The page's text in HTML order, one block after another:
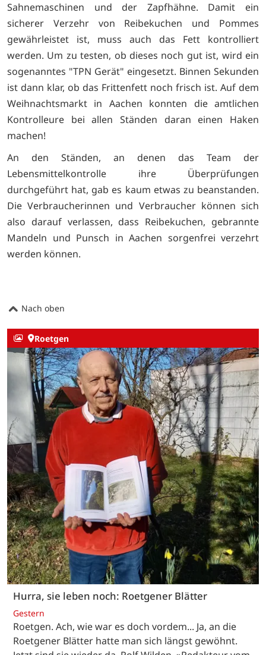
Sahnemaschinen und der Zapfhähne. Damit ein
sicherer Verzehr von Reibekuchen und Pommes
gewährleistet ist, muss auch das Fett kontrolliert
werden. Um zu testen, ob dieses noch gut ist, wird ein
sogenanntes "TPN Gerät" eingesetzt. Binnen Sekunden
ist dann klar, ob das Frittenfett noch frisch ist. Auf dem
Weihnachtsmarkt in Aachen konnten die amtlichen
Kontrolleure bei allen Ständen daran einen Haken
machen!
An den Ständen, an denen das Team der
Lebensmittelkontrolle ihre Überprüfungen
durchgeführt hat, gab es kaum etwas zu beanstanden.
Die Verbraucherinnen und Verbraucher können sich
also darauf verlassen, dass Reibekuchen, gebrannte
Mandeln und Punsch in Aachen sorgenfrei verzehrt
werden können.
Nach oben
Roetgen
Hurra, sie leben noch: Roetgener Blätter
Gestern
Roetgen. Ach, wie war es doch vordem... Ja, an die
Roetgener Blätter hatte man sich längst gewöhnt.